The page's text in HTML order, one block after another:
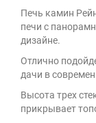
Печь камин
печи с
дизайне.
Отлично
дачи в
Высота трех
прикрывает